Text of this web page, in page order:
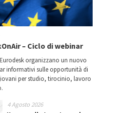
– Ciclo di webinar
organizzano un nuovo
informativi sulle opportunità di
per studio, tirocinio, lavoro
4 Agosto 2026